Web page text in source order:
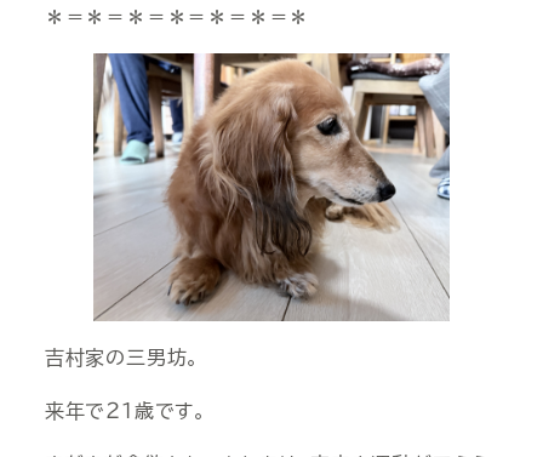
＊＝＊＝＊＝＊＝＊＝＊＝＊
吉村家の三男坊。
来年で２１歳です。